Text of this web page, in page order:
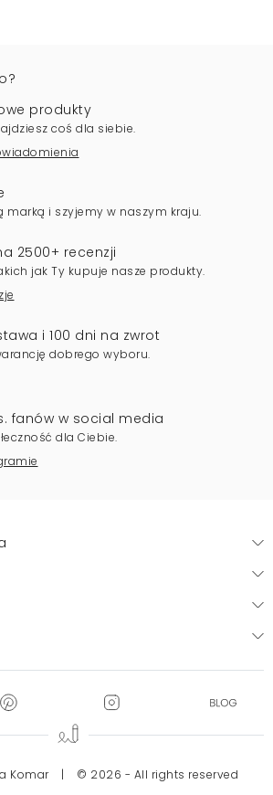
produkty
coś dla siebie.
marką i szyjemy w naszym kraju.
2500+ recenzji
jak Ty kupuje nasze produkty.
i 100 dni na zwrot
dobrego wyboru.
fanów w social media
dla Ciebie.
Komar | © 2026 - All rights reserved